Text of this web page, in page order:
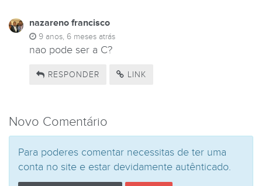
nazareno francisco
9 anos, 6 meses atrás
nao pode ser a C?
RESPONDER LINK
Novo Comentário
Para poderes comentar necessitas de ter uma
conta no site e estar devidamente autênticado.